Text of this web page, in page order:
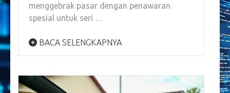
menggebrak pasar dengan penawaran
spesial untuk seri …
BACA SELENGKAPNYA